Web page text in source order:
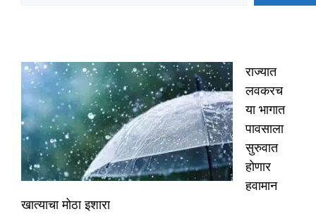
राज्यात
लवकरच
या भागात
पावसाला
सुरुवात
होणार
हवामान
खात्याचा मोठा इशारा